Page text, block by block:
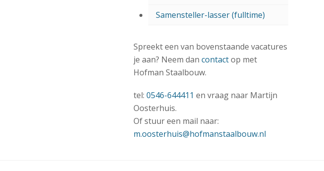
Samensteller-lasser (fulltime)
Spreekt een van bovenstaande vacatures
je aan? Neem dan contactop met
Hofman Staalbouw.
tel: 0546-644411 en vraag naar Martijn
Oosterhuis.
Of stuur een mail naar:
m.oosterhuis@hofmanstaalbouw.nl